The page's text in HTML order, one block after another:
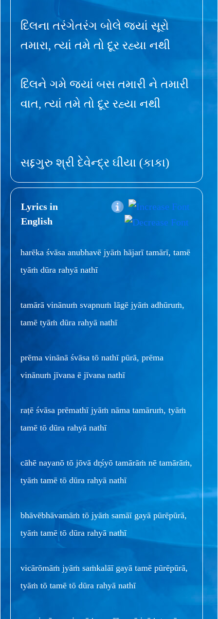
દિલના તરંગેતરંગ બોલે જ્યાં સૂરો
તમારા, ત્યાં તમે તો દૂર રહ્યા નથી
દિલને ગમે જ્યાં બસ તમારી ને તમારી
વાત, ત્યાં તમે તો દૂર રહ્યા નથી
સદ્દગુરુ શ્રી દેવેન્દ્ર ઘીયા (કાકા)
Lyrics in
English
harēka śvāsa anubhavē jyāṁ hājarī tamārī, tamē
tyāṁ dūra rahyā nathī
tamārā vinānuṁ svapnuṁ lāgē jyāṁ adhūruṁ,
tamē tyāṁ dūra rahyā nathī
prēma vinānā śvāsa tō nathī pūrā, prēma
vinānuṁ jīvana ē jīvana nathī
raṭē śvāsa prēmathī jyāṁ nāma tamāruṁ, tyāṁ
tamē tō dūra rahyā nathī
cāhē nayanō tō jōvā dr̥śyō tamārāṁ nē tamārāṁ,
tyāṁ tamē tō dūra rahyā nathī
bhāvēbhāvamāṁ tō jyāṁ samāī gayā pūrēpūrā,
tyāṁ tamē tō dūra rahyā nathī
vicārōmāṁ jyāṁ saṁkalāī gayā tamē pūrēpūrā,
tyāṁ tō tamē tō dūra rahyā nathī